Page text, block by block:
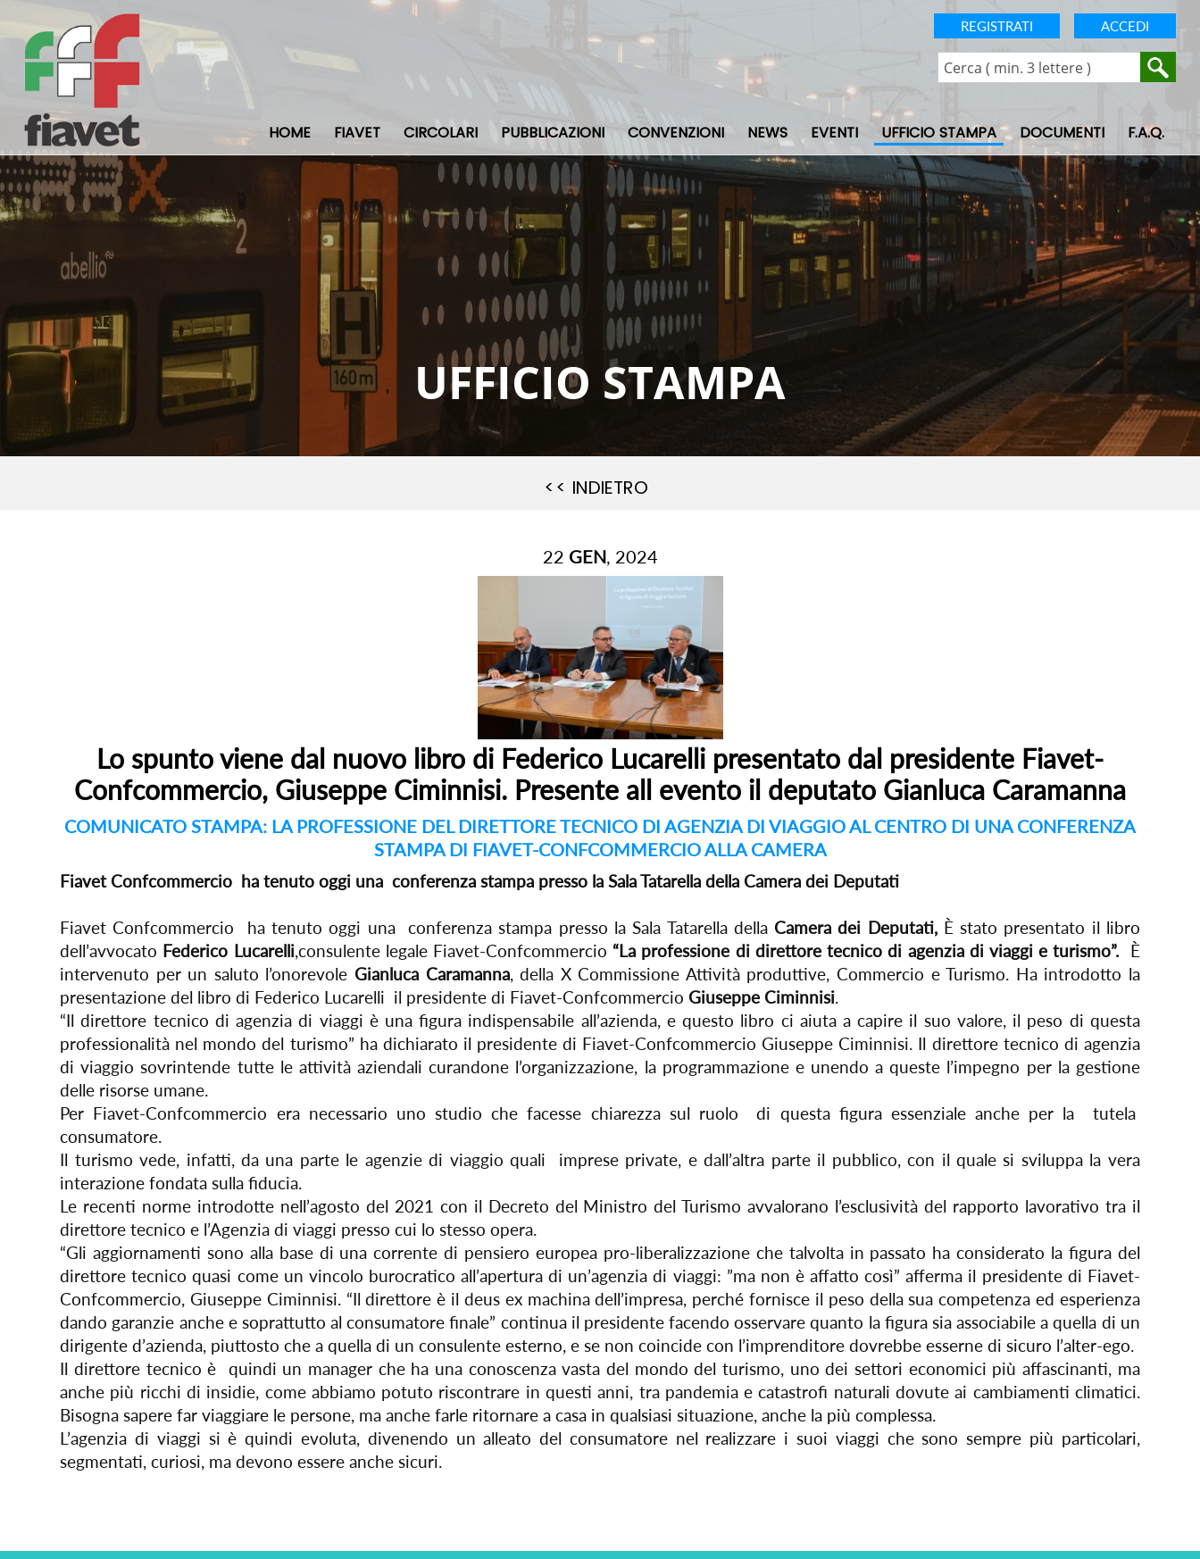
REGISTRATI ACCEDI
F.A.Q.
DOCUMENTI
UFFICIO STAMPA
EVENTI
NEWS
CONVENZIONI
PUBBLICAZIONI
CIRCOLARI
FIAVET
HOME
UFFICIO STAMPA
<< INDIETRO
22 GEN, 2024
Lo spunto viene dal nuovo libro di Federico Lucarelli presentato dal presidente Fiavet-
Confcommercio, Giuseppe Ciminnisi. Presente all evento il deputato Gianluca Caramanna
COMUNICATO STAMPA: LA PROFESSIONE DEL DIRETTORE TECNICO DI AGENZIA DI VIAGGIO AL CENTRO DI UNA CONFERENZA
STAMPA DI FIAVET-CONFCOMMERCIO ALLA CAMERA
Fiavet Confcommercio ha tenuto oggi una conferenza stampa presso la Sala Tatarella della Camera dei Deputati
Fiavet Confcommercio ha tenuto oggi una conferenza stampa presso la Sala Tatarella della Camera dei Deputati, È stato presentato il libro
dell’avvocato Federico Lucarelli,consulente legale Fiavet-Confcommercio “La professione di direttore tecnico di agenzia di viaggi e turismo”. È
intervenuto per un saluto l’onorevole Gianluca Caramanna, della X Commissione Attività produttive, Commercio e Turismo. Ha introdotto la
presentazione del libro di Federico Lucarelli il presidente di Fiavet-Confcommercio Giuseppe Ciminnisi.
“Il direttore tecnico di agenzia di viaggi è una figura indispensabile all’azienda, e questo libro ci aiuta a capire il suo valore, il peso di questa
professionalità nel mondo del turismo” ha dichiarato il presidente di Fiavet-Confcommercio Giuseppe Ciminnisi. Il direttore tecnico di agenzia
di viaggio sovrintende tutte le attività aziendali curandone l’organizzazione, la programmazione e unendo a queste l’impegno per la gestione
delle risorse umane.
Per Fiavet-Confcommercio era necessario uno studio che facesse chiarezza sul ruolo di questa figura essenziale anche per la tutela
consumatore.
Il turismo vede, infatti, da una parte le agenzie di viaggio quali imprese private, e dall’altra parte il pubblico, con il quale si sviluppa la vera
interazione fondata sulla fiducia.
Le recenti norme introdotte nell’agosto del 2021 con il Decreto del Ministro del Turismo avvalorano l’esclusività del rapporto lavorativo tra il
direttore tecnico e l’Agenzia di viaggi presso cui lo stesso opera.
“Gli aggiornamenti sono alla base di una corrente di pensiero europea pro-liberalizzazione che talvolta in passato ha considerato la figura del
direttore tecnico quasi come un vincolo burocratico all’apertura di un’agenzia di viaggi: ”ma non è affatto così” afferma il presidente di Fiavet-
Confcommercio, Giuseppe Ciminnisi. “Il direttore è il deus ex machina dell’impresa, perché fornisce il peso della sua competenza ed esperienza
dando garanzie anche e soprattutto al consumatore finale” continua il presidente facendo osservare quanto la figura sia associabile a quella di un
dirigente d’azienda, piuttosto che a quella di un consulente esterno, e se non coincide con l’imprenditore dovrebbe esserne di sicuro l’alter-ego.
Il direttore tecnico è quindi un manager che ha una conoscenza vasta del mondo del turismo, uno dei settori economici più affascinanti, ma
anche più ricchi di insidie, come abbiamo potuto riscontrare in questi anni, tra pandemia e catastrofi naturali dovute ai cambiamenti climatici.
Bisogna sapere far viaggiare le persone, ma anche farle ritornare a casa in qualsiasi situazione, anche la più complessa.
L’agenzia di viaggi si è quindi evoluta, divenendo un alleato del consumatore nel realizzare i suoi viaggi che sono sempre più particolari,
segmentati, curiosi, ma devono essere anche sicuri.